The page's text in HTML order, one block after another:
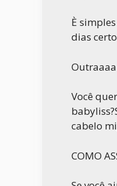
È
dias
Você
cabelo
COMO